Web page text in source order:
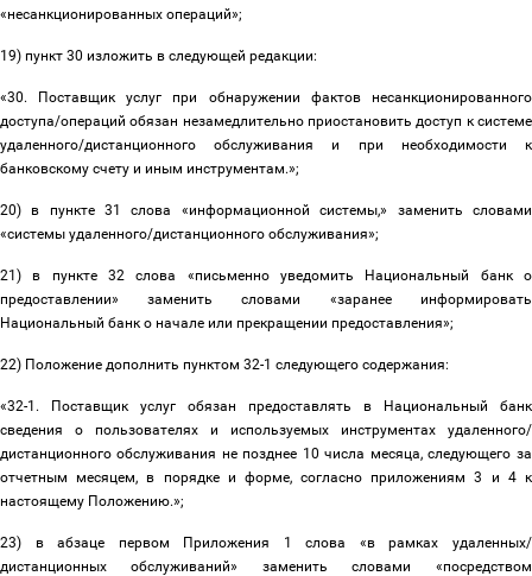
«несанкционированных операций»;
19) пункт 30 изложить в следующей редакции:
«30. Поставщик услуг при обнаружении фактов несанкционированного
доступа/операций обязан незамедлительно приостановить доступ к системе
удаленного/дистанционного обслуживания и при необходимости к
банковскому счету и иным инструментам.»;
20) в пункте 31 слова «информационной системы,» заменить словами
«системы удаленного/дистанционного обслуживания»;
21) в пункте 32 слова «письменно уведомить Национальный банк о
предоставлении» заменить словами «заранее информировать
Национальный банк о начале или прекращении предоставления»;
22) Положение дополнить пунктом 32-1 следующего содержания:
«32-1. Поставщик услуг обязан предоставлять в Национальный банк
сведения о пользователях и используемых инструментах удаленного/
дистанционного обслуживания не позднее 10 числа месяца, следующего за
отчетным месяцем, в порядке и форме, согласно приложениям 3 и 4 к
настоящему Положению.»;
23) в абзаце первом Приложения 1 слова «в рамках удаленных/
дистанционных обслуживаний» заменить словами «посредством